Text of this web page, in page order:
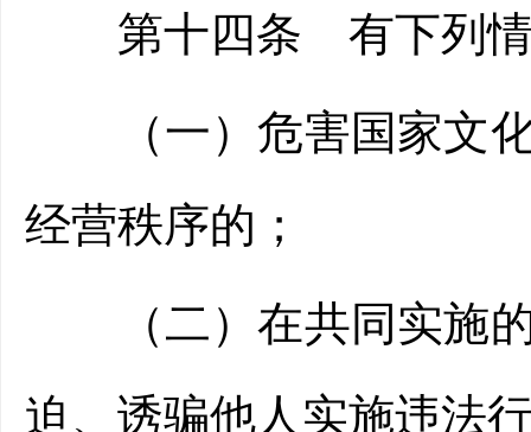
第十四条 有下列情
（一）危害国家文化
经营秩序的；
（二）在共同实施的
迫、诱骗他人实施违法